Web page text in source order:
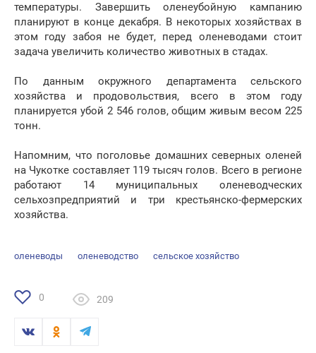
температуры. Завершить оленеубойную кампанию
планируют в конце декабря. В некоторых хозяйствах в
этом году забоя не будет, перед оленеводами стоит
задача увеличить количество животных в стадах.
По данным окружного департамента сельского
хозяйства и продовольствия, всего в этом году
планируется убой 2 546 голов, общим живым весом 225
тонн.
Напомним, что поголовье домашних северных оленей
на Чукотке составляет 119 тысяч голов. Всего в регионе
работают 14 муниципальных оленеводческих
сельхозпредприятий и три крестьянско-фермерских
хозяйства.
оленеводы оленеводство сельское хозяйство
0 209